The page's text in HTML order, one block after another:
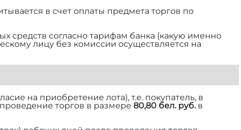
в счет оплаты предмета торгов по
средств согласно тарифам банка (какую именно
лицу без комиссии осуществляется на
на приобретение лота), т.е. покупатель, в
торгов в размере 80,80 бел. руб.в